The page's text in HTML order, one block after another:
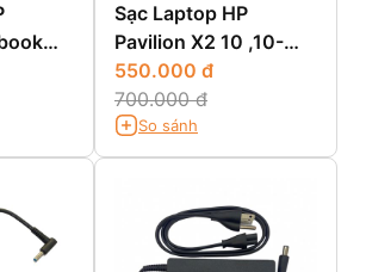
Sạc Laptop HP
Pavilion X2 10 ,10-
J026tu, 10-N105TU
550.000 đ
700.000 đ
So sánh